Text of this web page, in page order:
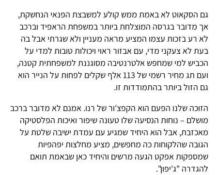
גם הסקאוט לא באמת ממש קולע למשבצת הפנאי הנחשקת,
אך מדובר בגרסה המוצלחת ביותר במשפחת הראפיד וברכב
לא רע בזכות עצמו המציע מראה מעניין ולא שגרתי אבל בה
בעת לא צעקני מדי, עם אבזור ראוי ויכולות טובות למדי על
הכביש למי שמחפש אלטרנטיבה מסוגננת למשפחתית קטנה,
ועם תג מחיר רשמי של 113 אלף שקלים לפחות על הנייר הוא
גם הזול ביותר בהתמודדות זו.
הזוכה שלנו הפעם הוא הקפצ'ור של רנו. אמנם לא מדובר ברכב
מושלם – נוחות הנסיעה שלו טעונה שיפור ואיכות הפלסטיקה
מאכזבת, אבל הוא היחיד שמגיע עם עמדת ישיבה שלטת על
הגובה שהלקוחות כה מחפשים, מציע מחלצות יפהפיות
שמספקות אפקט הגעה מרשים והיחיד כאן שבאמת תואם
להגדרה "ג'יפון".